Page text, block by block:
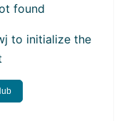
found
to initialize the